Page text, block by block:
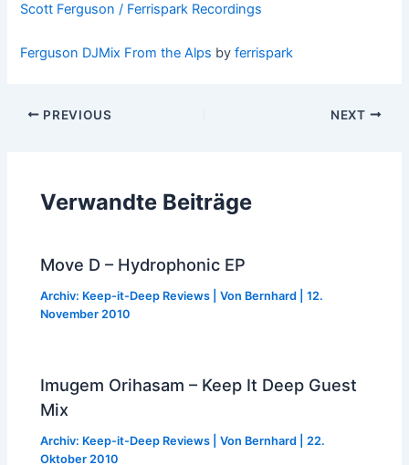
Scott Ferguson / Ferrispark Recordings
Ferguson DJMix From the Alps byferrispark
Post
PREVIOUS NEXT
Verwandte Beiträge
Move D – Hydrophonic EP
Archiv: Keep-it-Deep Reviews | Von Bernhard |12.
November 2010
Imugem Orihasam – Keep It Deep Guest
Mix
Archiv: Keep-it-Deep Reviews | Von Bernhard
22.
Oktober 2010